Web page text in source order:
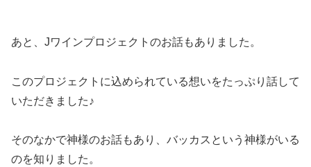
あと、Jワインプロジェクトのお話もありました。
このプロジェクトに込められている想いをたっぷり話して
いただきました♪
そのなかで神様のお話もあり、バッカスという神様がいる
のを知りました。